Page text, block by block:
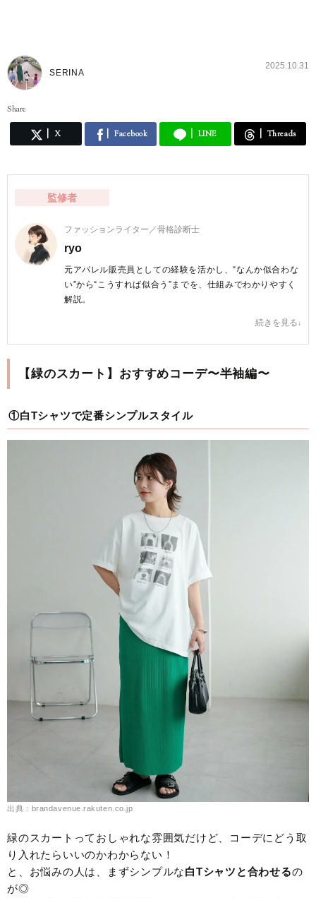
SERINA
2025.10.31
Share
X Facebook LINE Threads
監修者
ファッションライター／骨格診断士
ryo
元アパレル販売員としての経験を活かし、“なんか似合わな
い”から“こうすれば似合う”までを、仕組みでわかりやすく
解説。
女性が自分らしくおしゃれを楽しめる服選びを提案してい
る。
▶ブログ「nattune」
続きを見る
【緑のスカート】おすすめコーデ〜半袖編〜
①白Tシャツで定番シンプルスタイル
出典：brandavenue.rakuten.co.jp
緑のスカートっておしゃれな雰囲気だけど、コーデにどう取
り入れたらいいのかわからない！
と、お悩みの人は、まずシンプルな白Tシャツと合わせるの
が◎